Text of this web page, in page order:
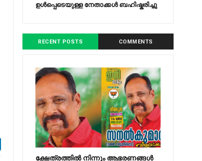
ഉൾപ്പെടെയുള്ള നേതാക്കൾ ബഹിഷ്കരിച്ചു
RECENT POSTS COMMENTS
ക്ഷേത്രത്തിൽ നിന്നും ആഭരണങ്ങൾ